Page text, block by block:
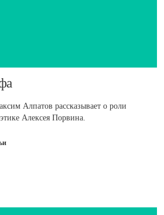
Алпатов рассказывает о роли
Алексея Порвина.